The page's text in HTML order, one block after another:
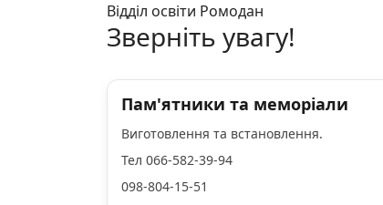
Відділ освіти Ромодан
Зверніть увагу!
Пам'ятники та меморіали
Виготовлення та встановлення.
Тел 066-582-39-94
098-804-15-51